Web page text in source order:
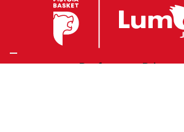
Preferenze Privacy